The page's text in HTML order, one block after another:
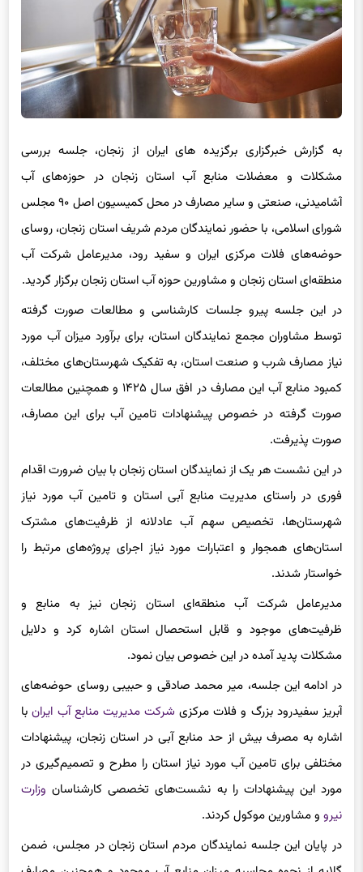
مشکلات و معضلات منابع آب استان زنجان در حوزه‌های آب
آشامیدنی، صنعتی و سایر مصارف در محل کمیسیون اصل ۹۰ مجلس
شورای اسلامی، با حضور نمایندگان مردم شریف استان زنجان، روسای
حوضه‌های فلات مرکزی ایران و سفید رود، مدیرعامل شرکت آب
منطقه‌ای استان زنجان و مشاورین حوزه آب استان زنجان برگزار گردید.
در این جلسه پیرو جلسات کارشناسی و مطالعات صورت گرفته
توسط مشاوران مجمع نمایندگان استان، برای برآورد میزان آب مورد
نیاز مصارف شرب و صنعت استان، به تفکیک شهرستان‌های مختلف،
کمبود منابع آب این مصارف در افق سال ۱۴۲۵ و همچنین مطالعات
صورت گرفته در خصوص پیشنهادات تامین آب برای این مصارف،
صورت پذیرفت.
در این نشست هر یک از نمایندگان استان زنجان با بیان ضرورت اقدام
فوری در راستای مدیریت منابع آبی استان و تامین آب مورد نیاز
شهرستان‌ها، تخصیص سهم آب عادلانه از ظرفیت‌های مشترک
استان‌های همجوار و اعتبارات مورد نیاز اجرای پروژه‌های مرتبط را
خواستار شدند.
مدیرعامل شرکت آب منطقه‌ای استان زنجان نیز به منابع و
ظرفیت‌های موجود و قابل استحصال استان اشاره کرد و دلایل
مشکلات پدید آمده در این خصوص بیان نمود.
در ادامه این جلسه، میر محمد صادقی و حبیبی روسای حوضه‌های
آبریز سفیدرود بزرگ و فلات مرکزیشرکت مدیریت منابع آب ایرانبا
اشاره به مصرف بیش از حد منابع آبی در استان زنجان، پیشنهادات
مختلفی برای تامین آب مورد نیاز استان را مطرح و تصمیم‌گیری در
مورد این پیشنهادات را به نشست‌های تخصصی کارشناسانوزارت
نیروو مشاورین موکول کردند.
در پایان این جلسه نمایندگان مردم استان زنجان در مجلس، ضمن
گلایه از نحوه محاسبه میزان منابع آب موجود و همچنین مصارف